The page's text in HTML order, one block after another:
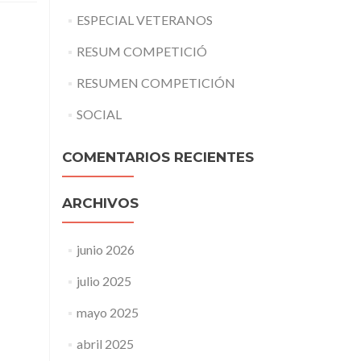
ESPECIAL VETERANOS
RESUM COMPETICIÓ
RESUMEN COMPETICIÓN
SOCIAL
COMENTARIOS RECIENTES
ARCHIVOS
junio 2026
julio 2025
mayo 2025
abril 2025